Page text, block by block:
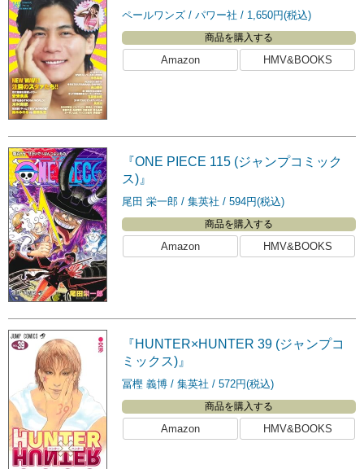
ペールワンズ パワー社 1,650円(税込)
商品を購入する
Amazon HMV&BOOKS
『ONE PIECE 115 (ジャンプコミック
ス)』
尾田 栄一郎 集英社 594円(税込)
商品を購入する
Amazon HMV&BOOKS
『HUNTER×HUNTER 39 (ジャンプコ
ミックス)』
冨樫 義博 集英社 572円(税込)
商品を購入する
Amazon HMV&BOOKS